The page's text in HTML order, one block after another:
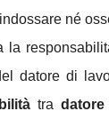
né
la
datore di
tra